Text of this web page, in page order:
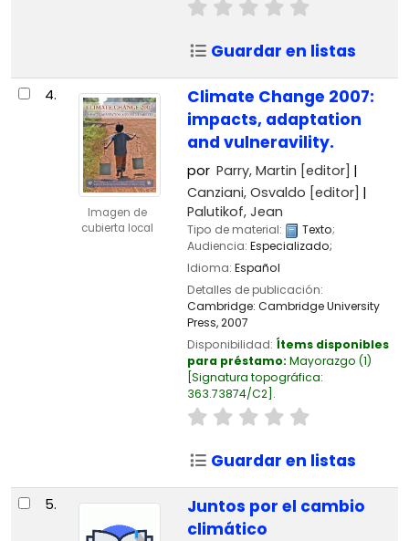
Guardar en listas
4.
Imagen de
cubierta local
Climate Change 2007:
impacts, adaptation
and vulneravility.
por Parry, Martin [editor]
Canziani, Osvaldo [editor]
Palutikof, Jean
Tipo de material: Texto;
Audiencia: Especializado;
Idioma: Español
Detalles de publicación:
Cambridge: Cambridge University
Press,2007
Disponibilidad: Ítems disponibles
para préstamo: Mayorazgo (1)
Signatura topográfica:
363.73874/C2 .
Guardar en listas
5.
Juntos por el cambio
climático